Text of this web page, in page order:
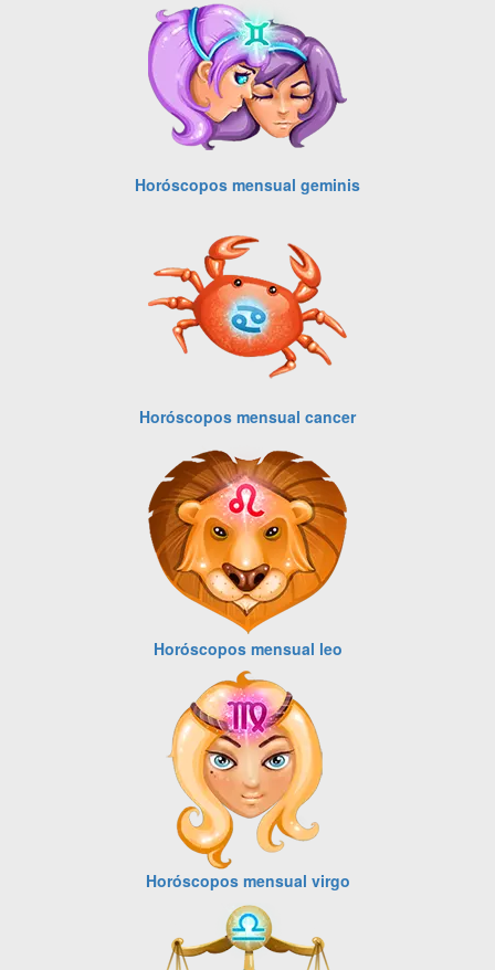
Horóscopos mensual geminis
Horóscopos mensual cancer
Horóscopos mensual leo
Horóscopos mensual virgo